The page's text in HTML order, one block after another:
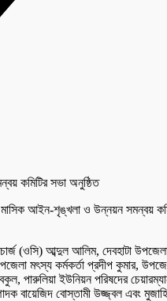
মাসিক আইন-শৃঙ্খলা ও উন্নয়ন সমন্বয়
(ওসি) আব্দুল আলিম, দেবহাটা
মৎস্য কর্মকর্তা প্রদীপ কুমার,
পারুলিয়া ইউনিয়ন পরিষদের
বায়েজিদ বোস্তামী উজ্জ্বল এবং